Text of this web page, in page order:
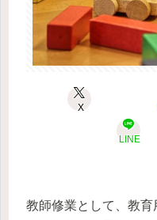
X
LINE
教師修業として、教